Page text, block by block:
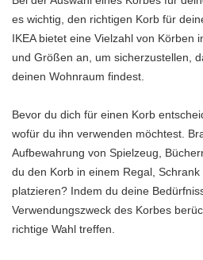
es wichtig, den richtigen Korb für
IKEA bietet eine Vielzahl von Körben
und Größen an, um sicherzustellen,
deinen Wohnraum findest.
Bevor du dich für einen Korb
wofür du ihn verwenden möchtest.
Aufbewahrung von Spielzeug,
du den Korb in einem Regal,
platzieren? Indem du deine
Verwendungszweck des Korbes
richtige Wahl treffen.